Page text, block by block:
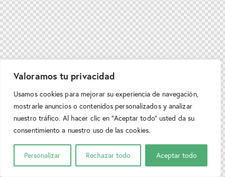
Valoramos tu privacidad
Usamos cookies para mejorar su experiencia de navegación,
mostrarle anuncios o contenidos personalizados y analizar
nuestro tráfico. Al hacer clic en “Aceptar todo” usted da su
consentimiento a nuestro uso de las cookies.
Personalizar Rechazar todo Aceptar todo